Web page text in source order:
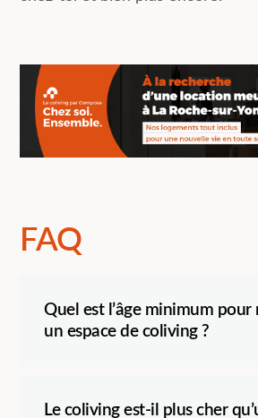
FAQ
Quel est l’âge minimum pour
un espace de coliving ?
Le coliving est-il plus cher